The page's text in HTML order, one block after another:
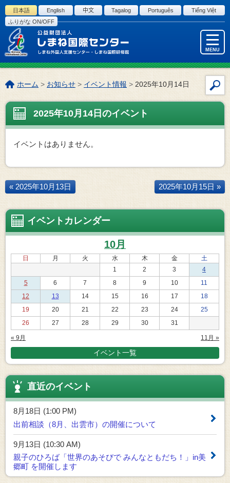
このページの本文へ
日本語 English 中文 Tagalog Português
Tiếng Việt
ふりがな ON/OFF
MENU
イ
内
こ
の
ペ
ジ
ホーム> お知らせ> イベント情報 >2025年10月14日
2025年10月14日のイベント
イベントはありません。
« 2025年10月13日 2025年10月15日 »
イベントカレンダー
10月
日 月 火 水 木 金
土
1
2 3
4
5
6 7 8 9 10
11
12
13 14 15 16 17
18
19
20 21 22 23 24
25
26
27 28 29 30 31
« 9月 11月 »
イベント一覧
直近のイベント
8月18日 (1:00 PM)
出前相談（8月、出雲市）の開催について
9月13日 (10:30 AM)
親子のひろば「世界のあそびで みんなともだち！」in美
郷町 を開催します